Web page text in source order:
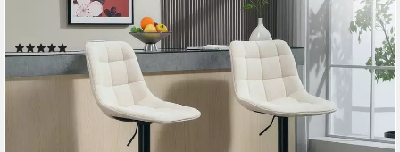
St., Gepolstert Barstuhl), Drehbar Tresenhocker für Küche,
Wohnzimmer Beige
(3)
UVP191,90 €
lieferbar - in 2-3 Werktagen bei dir